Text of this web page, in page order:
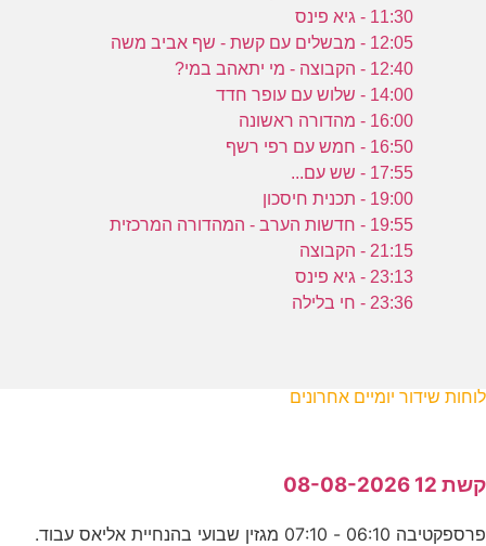
11:30 - גיא פינס
12:05 - מבשלים עם קשת - שף אביב משה
12:40 - הקבוצה - מי יתאהב במי?
14:00 - שלוש עם עופר חדד
16:00 - מהדורה ראשונה
16:50 - חמש עם רפי רשף
17:55 - שש עם...
19:00 - תכנית חיסכון
19:55 - חדשות הערב - המהדורה המרכזית
21:15 - הקבוצה
23:13 - גיא פינס
23:36 - חי בלילה
לוחות שידור יומיים אחרונים
קשת 12 08-08-2026
פרספקטיבה 06:10 - 07:10 מגזין שבועי בהנחיית אליאס עבוד.